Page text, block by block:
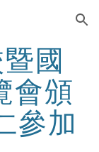
Skip to navigation
國
會頒
參加